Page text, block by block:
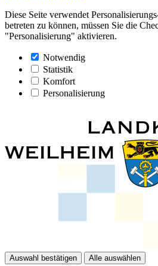
Diese Seite verwendet
betreten zu können, müssen Sie die
"Personalisierung" aktivieren.
Notwendig
Statistik
Komfort
Personalisierung
Auswahl bestätigen Alle auswählen